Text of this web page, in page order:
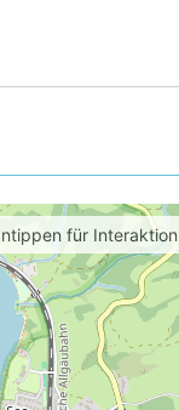
für Interaktion